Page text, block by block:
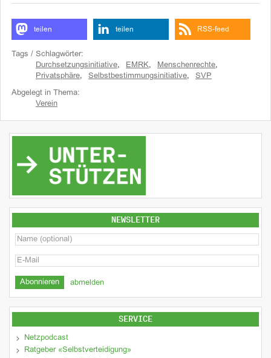
teilen teilen RSS-feed
Tags / Schlagwörter:
Durchsetzungsinitiative, EMRK, Menschenrechte,
Privatsphäre, Selbstbestimmungsinitiative, SVP
Abgelegt in Thema:
Verein
NEWSLETTER
abmelden
SERVICE
Netzpodcast
Ratgeber «Selbstverteidigung»